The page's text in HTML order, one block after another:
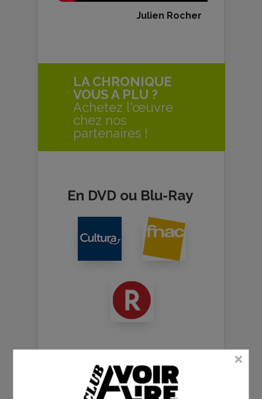
Julien Rocher
LA CHRONIQUE
VOUS A PLU ?
Achetez l'œuvre
chez nos
partenaires !
En DVD ou Blu-Ray